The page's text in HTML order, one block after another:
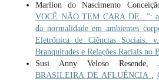
Marllon do Nascimento
VOCÊ NÃO TEM CARA DE...”:
da normalidade em ambientes
Eletrônica de Ciências Sociais:
Branquitudes e Relações Raciais no
Susi Anny Veloso Resende,
BRASILEIRA DE AFLUÊNCIA ,